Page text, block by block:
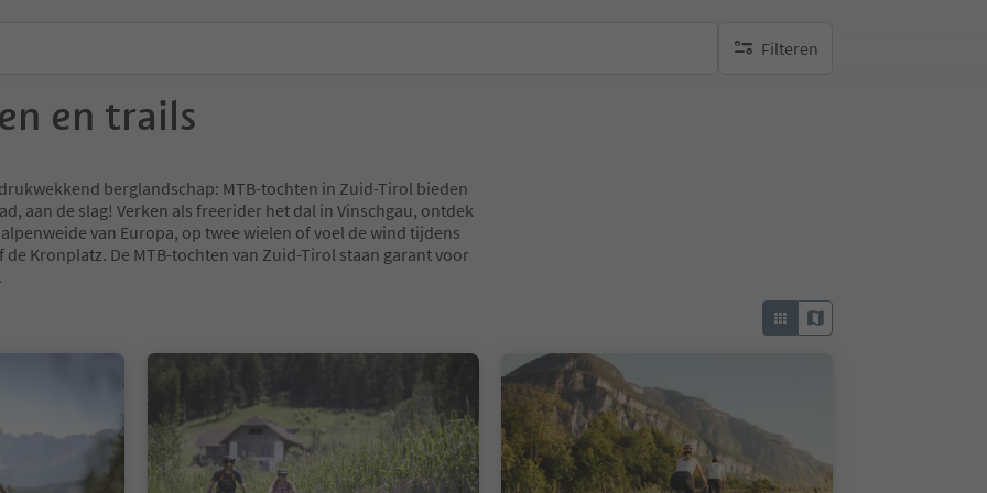
Filteren
geen actieve filters
en trails
berglandschap: MTB-tochten in Zuid-Tirol bieden
aan de slag! Verken als freerider het dal in Vinschgau, ontdek
van Europa, op twee wielen of voel de wind tijdens
Kronplatz. De MTB-tochten van Zuid-Tirol staan garant voor